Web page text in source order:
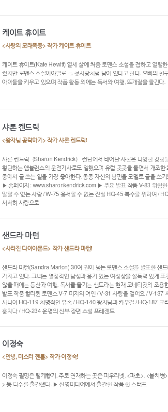
케이트 휴이트
<사랑의 모래폭풍> 작가 케이트 휴이트
케이트 휴이트(Kate Hewitt) 열세 살에 처음 로맨스 소설을 접하고 열렬
썼지만 로맨스 소설이야말로 늘 첫사랑처럼 남아 있다고 한다. 오빠의
아이들을 키우고 있으며 작품 활동 외에는 독서와 여행, 뜨개질을 즐긴다.
샤론 켄드릭
<왕자님 공략하기> 작가 샤론 켄드릭!
샤론 켄드릭（Sharon Kendrick） 런던에서 태어난 샤론은 다양한 경험
횡단하는 앰뷸런스의 운전기사로도 일했으며 유럽 곳곳을 돌면서 개조
중에서 글 쓰는 일을 가장 좋아한다. 종종 자신의 남편을 모델로 글을 쓰
▶ 홈페이지 : www.sharonkendrick.com ▶ 주요 발표 작품 V-83 위험
말할 수 없는 사랑 / W-75 용서할 수 없는 진실 HQ-45 복수를 위하여 /
서서히 사랑으로
샌드라 마턴
<사라진 다이아몬드> 작가 샌드라 마턴!
샌드라 마턴(Sandra Marton) 30여 권이 넘는 로맨스 소설을 발표한 샌
가지고 있다. 그녀는 열정적인 남성과 용기 있는 여성상을 설득력 있게
않을 때에는 등산과 여행, 독서를 즐기는 샌드라는 현재 코네티컷의 조
발표 작품 할리퀸 로맨스 V-7 미지의 여인 / V-31 사랑을 걸어요 / V-
사나이 HQ-119 치명적인 유혹 / HQ-140 왕자님과 카우걸 / HQ-187
훔치다 / HQ-234 운명의 신부 장편 소설 프레젠트
이정숙
<안녕, 미스터 젠틀> 작가 이정숙!
이정숙 필명은 릴케향기. 주로 연재하는 곳은 피우리넷. <파초>, <불치
> 등 다수를 출간했다. ▶ 신영미디어에서 출간한 작품 핫 스터프